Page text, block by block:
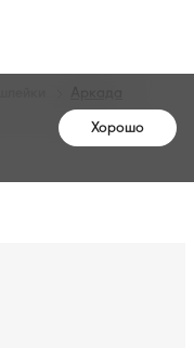
Хорошо